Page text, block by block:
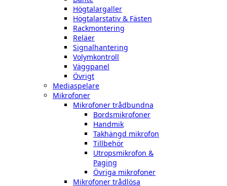
Högtalargaller
Högtalarstativ & Fästen
Rackmontering
Reläer
Signalhantering
Volymkontroll
Väggpanel
Övrigt
Mediaspelare
Mikrofoner
Mikrofoner trådbundna
Bordsmikrofoner
Handmik
Takhängd mikrofon
Tillbehör
Utropsmikrofon &
Paging
Övriga mikrofoner
Mikrofoner trådlösa